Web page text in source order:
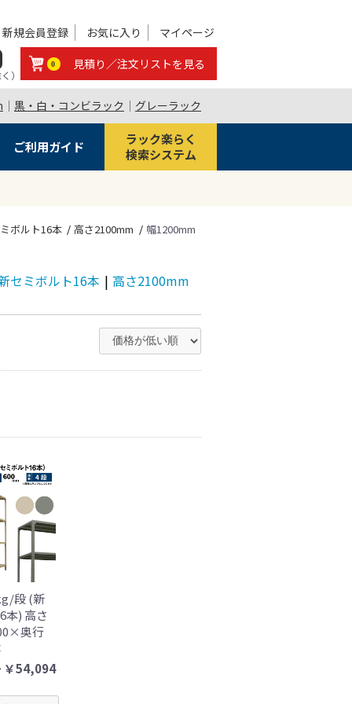
新規会員登録 お気に入り マイページ
）
0 見積り／注文リストを見る
｜ 黒・白・コンビラック ｜ グレーラック
ご利用ガイド
ラック楽らく
検索システム
ボルト16本 高さ2100mm 幅1200mm
セミボルト16本 | 高さ2100mm
段 (新
本) 高さ
奥行
￥54,094